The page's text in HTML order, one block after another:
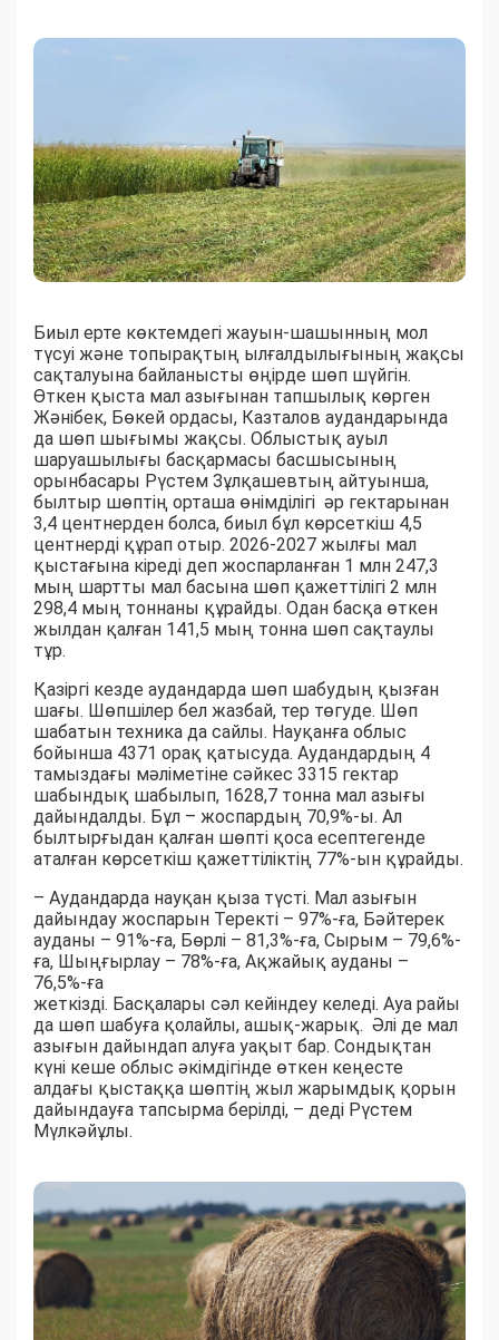
Биыл ерте көктемдегі жауын-шашынның мол
түсуі және топырақтың ылғалдылығының жақсы
сақталуына байланысты өңірде шөп шүйгін.
Өткен қыста мал азығынан тапшылық көрген
Жәнібек, Бөкей ордасы, Казталов аудандарында
да шөп шығымы жақсы. Облыстық ауыл
шаруашылығы басқармасы басшысының
орынбасары Рүстем Зұлқашевтың айтуынша,
былтыр шөптің орташа өнімділігі әр гектарынан
3,4 центнерден болса, биыл бұл көрсеткіш 4,5
центнерді құрап отыр. 2026-2027 жылғы мал
қыстағына кіреді деп жоспарланған 1 млн 247,3
мың шартты мал басына шөп қажеттілігі 2 млн
298,4 мың тоннаны құрайды. Одан басқа өткен
жылдан қалған 141,5 мың тонна шөп сақтаулы
тұр.
Қазіргі кезде аудандарда шөп шабудың қызған
шағы. Шөпшілер бел жазбай, тер төгуде. Шөп
шабатын техника да сайлы. Науқанға облыс
бойынша 4371 орақ қатысуда. Аудандардың 4
тамыздағы мәліметіне сәйкес 3315 гектар
шабындық шабылып, 1628,7 тонна мал азығы
дайындалды. Бұл – жоспардың 70,9%-ы. Ал
былтырғыдан қалған шөпті қоса есептегенде
аталған көрсеткіш қажеттіліктің 77%-ын құрайды.
– Аудандарда науқан қыза түсті. Мал азығын
дайындау жоспарын Теректі – 97%-ға, Бәйтерек
ауданы – 91%-ға, Бөрлі – 81,3%-ға, Сырым – 79,6%-
ға, Шыңғырлау – 78%-ға, Ақжайық ауданы –
76,5%-ға
жеткізді. Басқалары сәл кейіндеу келеді. Ауа райы
да шөп шабуға қолайлы, ашық-жарық. Әлі де мал
азығын дайындап алуға уақыт бар. Сондықтан
күні кеше облыс әкімдігінде өткен кеңесте
алдағы қыстаққа шөптің жыл жарымдық қорын
дайындауға тапсырма берілді, – деді Рүстем
Мүлкәйұлы.